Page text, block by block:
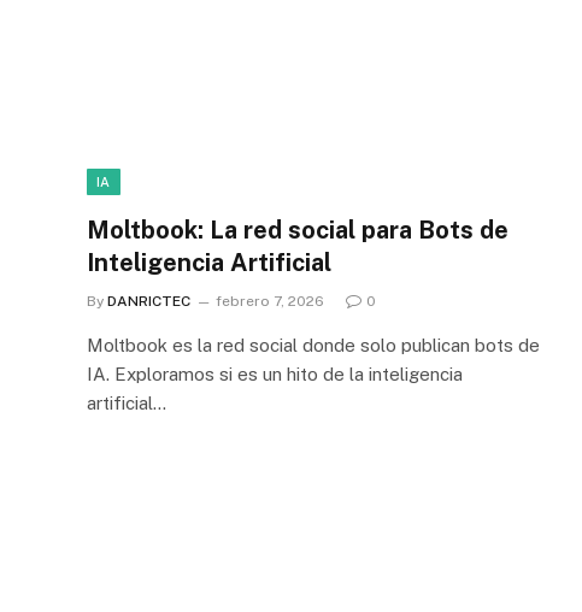
IA
Moltbook: La red social para Bots de
Inteligencia Artificial
By DANRICTEC febrero 7, 2026 0
Moltbook es la red social donde solo publican bots de
IA. Exploramos si es un hito de la inteligencia
artificial…